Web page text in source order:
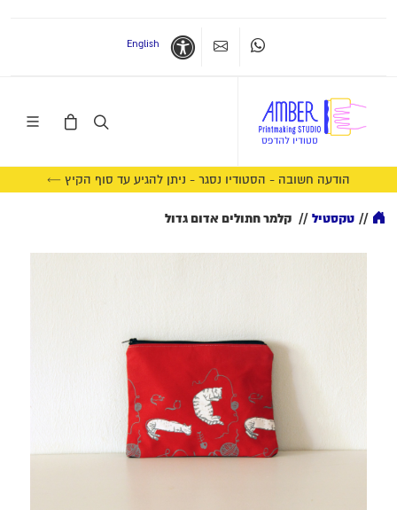
Whatsappצרו קשר נגישות
English
הודעה חשובה - הסטודיו נסגר - ניתן להגיע עד סוף הקיץ ←
// טקסטיל // קלמר חתולים אדום גדול